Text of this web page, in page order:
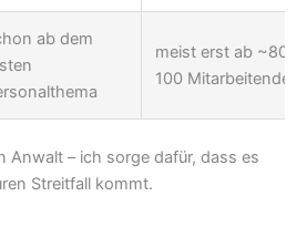
ab dem
meist erst ab ~80–
100 Mitarbeitenden
Anwalt – ich sorge dafür, dass es
Streitfall kommt.